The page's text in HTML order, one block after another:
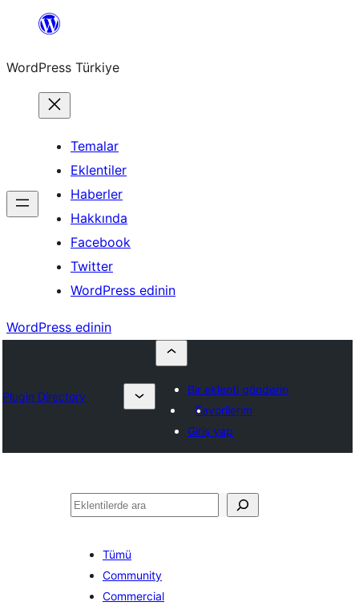
İçeriğe
WordPress Türkiye
Temalar
Eklentiler
Haberler
Hakkında
Facebook
Twitter
WordPress edinin
WordPress edinin
Plugin Directory
Bir eklenti gönderin
Favorilerim
Giriş yap
Ara
Tümü
Community
Commercial